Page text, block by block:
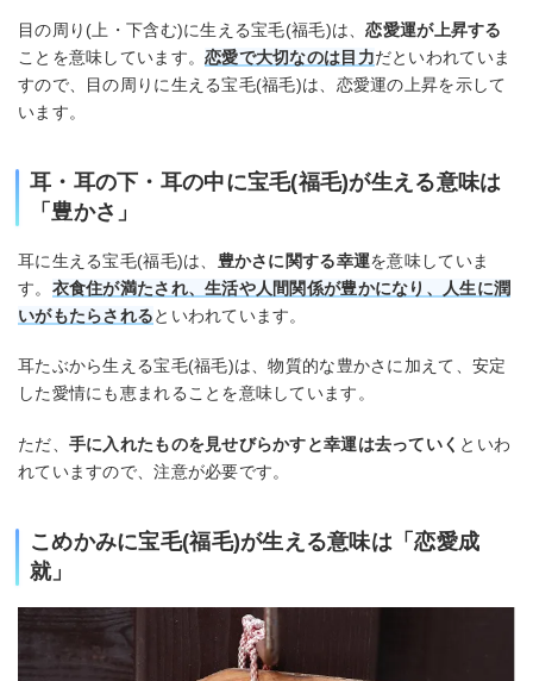
目の周り(上・下含む)に生える宝毛(福毛)は、恋愛運が上昇する
ことを意味しています。恋愛で大切なのは目力だといわれていま
すので、目の周りに生える宝毛(福毛)は、恋愛運の上昇を示して
います。
耳・耳の下・耳の中に宝毛(福毛)が生える意味は
「豊かさ」
耳に生える宝毛(福毛)は、 豊かさに関する幸運を意味していま
す。 衣食住が満たされ、生活や人間関係が豊かになり、人生に潤
いがもたらされるといわれています。
耳たぶから生える宝毛(福毛)は、物質的な豊かさに加えて、安定
した愛情にも恵まれることを意味しています。
ただ、 手に入れたものを見せびらかすと幸運は去っていく といわ
れていますので、注意が必要です。
こめかみに宝毛(福毛)が生える意味は「恋愛成
就」